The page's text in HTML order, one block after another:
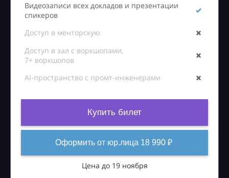
Видеозаписи всех докладов и презентации
спикеров
Доступ в менторскую
Доступ в зал с воркшопами,
7+ воркшопов
AI-пространство с промт-инженерами
Купить билет
Оформить от юр.лица 18 990 ₽
Цена до 19 ноября